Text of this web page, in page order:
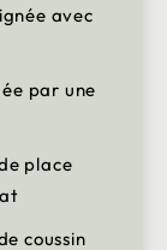
avec
par une
place
coussin